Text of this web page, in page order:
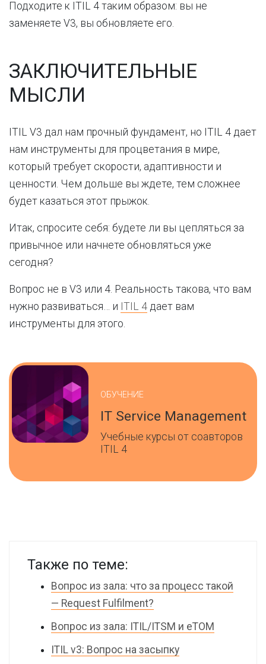
Подходите к ITIL 4 таким образом: вы не
заменяете V3, вы обновляете его.
ЗАКЛЮЧИТЕЛЬНЫЕ
МЫСЛИ
ITIL V3 дал нам прочный фундамент, но ITIL 4 дает
нам инструменты для процветания в мире,
который требует скорости, адаптивности и
ценности. Чем дольше вы ждете, тем сложнее
будет казаться этот прыжок.
Итак, спросите себя: будете ли вы цепляться за
привычное или начнете обновляться уже
сегодня?
Вопрос не в V3 или 4. Реальность такова, что вам
нужно развиваться… и ITIL 4 дает вам
инструменты для этого.
ОБУЧЕНИЕ
IT Service Management
Учебные курсы от соавторов
ITIL 4
Также по теме:
Вопрос из зала: что за процесс такой
— Request Fulfilment?
Вопрос из зала: ITIL/ITSM и eTOM
ITIL v3: Вопрос на засыпку